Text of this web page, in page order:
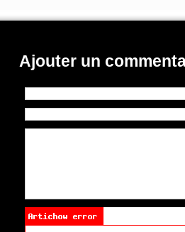
Ajouter un